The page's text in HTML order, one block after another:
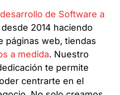
desarrollo de Software a
2014 haciendo
páginas web, tiendas
a medida. Nuestro
te permite
centrarte en el